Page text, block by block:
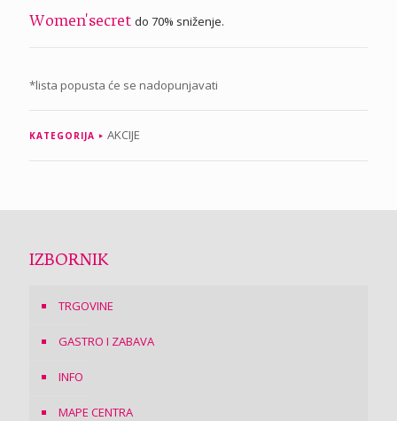
Women'secret do 70% sniženje.
*lista popusta će se nadopunjavati
KATEGORIJA AKCIJE
IZBORNIK
TRGOVINE
GASTRO I ZABAVA
INFO
MAPE CENTRA